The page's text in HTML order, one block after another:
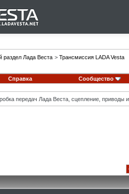
раздел Лада Веста > Трансмиссия LADA Vesta
Справка Сообщество
передач Лада Веста, сцепление, приводы и